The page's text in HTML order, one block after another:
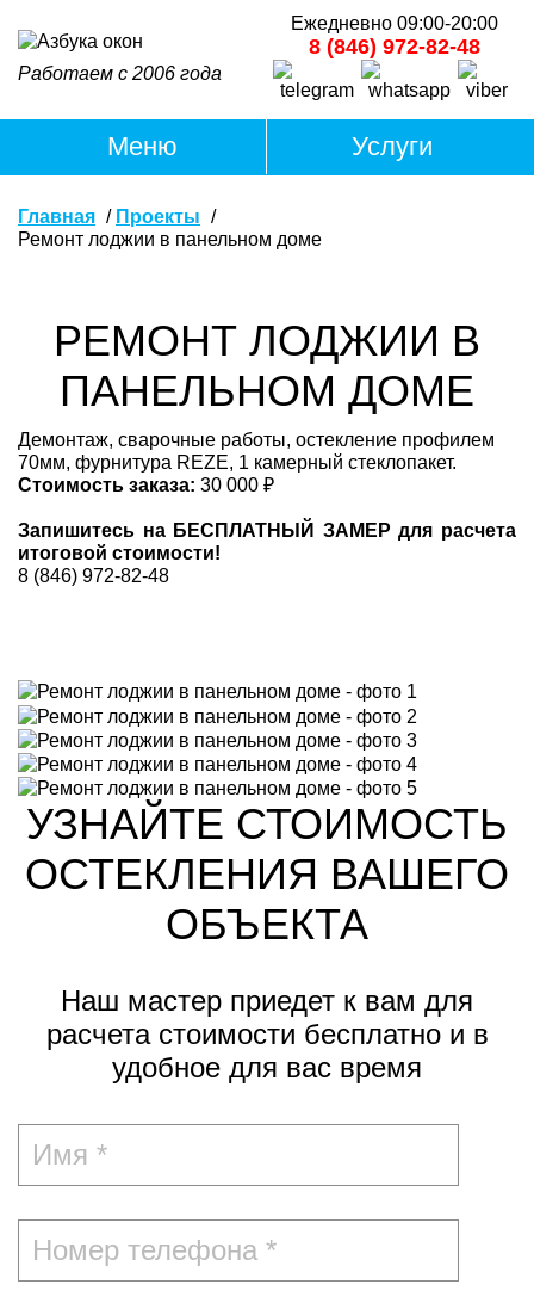
Работаем с 2006 года
Ежедневно 09:00-20:00
8 (846) 972-82-48
Главная
Проекты
Ремонт лоджии в панельном доме
РЕМОНТ ЛОДЖИИ В
ПАНЕЛЬНОМ ДОМЕ
Демонтаж, сварочные работы, остекление профилем
70мм, фурнитура REZE, 1 камерный стеклопакет.
Стоимость заказа: 30 000 ₽
Запишитесь на БЕСПЛАТНЫЙ ЗАМЕР для расчета
итоговой стоимости!
8 (846) 972-82-48
УЗНАЙТЕ СТОИМОСТЬ
ОСТЕКЛЕНИЯ ВАШЕГО
ОБЪЕКТА
Наш мастер приедет к вам для
расчета стоимости бесплатно и в
удобное для вас время